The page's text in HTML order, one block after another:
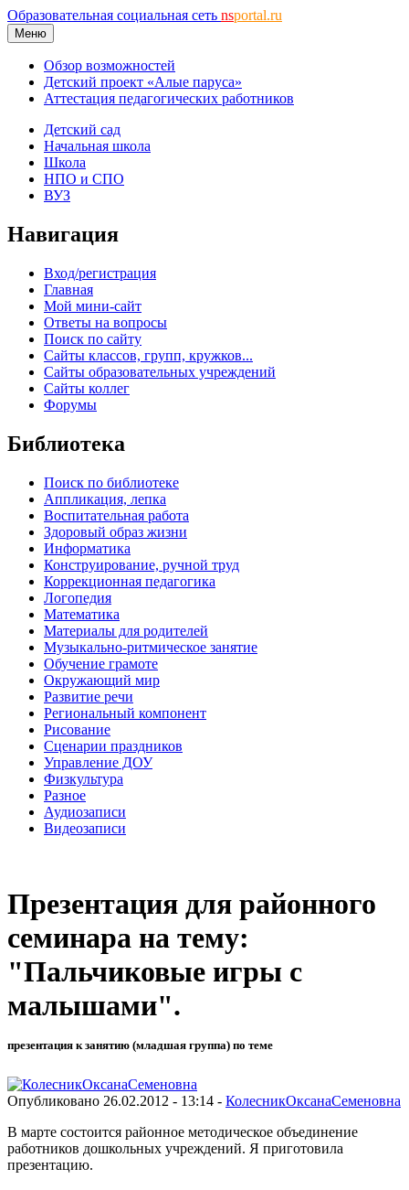
Образовательная социальная сеть nsportal.ru
Меню
Обзор возможностей
Детский проект «Алые паруса»
Аттестация педагогических работников
Детский сад
Начальная школа
Школа
НПО и СПО
ВУЗ
Навигация
Вход/регистрация
Главная
Мой мини-сайт
Ответы на вопросы
Поиск по сайту
Сайты классов, групп, кружков...
Сайты образовательных учреждений
Сайты коллег
Форумы
Библиотека
Поиск по библиотеке
Аппликация, лепка
Воспитательная работа
Здоровый образ жизни
Информатика
Конструирование, ручной труд
Коррекционная педагогика
Логопедия
Математика
Материалы для родителей
Музыкально-ритмическое занятие
Обучение грамоте
Окружающий мир
Развитие речи
Региональный компонент
Рисование
Сценарии праздников
Управление ДОУ
Физкультура
Разное
Аудиозаписи
Видеозаписи
Презентация для районного
семинара на тему:
"Пальчиковые игры с
малышами".
презентация к занятию (младшая группа) по теме
Опубликовано 26.02.2012 - 13:14 - КолесникОксанаСеменовна
В марте состоится районное методическое объединение
работников дошкольных учреждений. Я приготовила
презентацию.